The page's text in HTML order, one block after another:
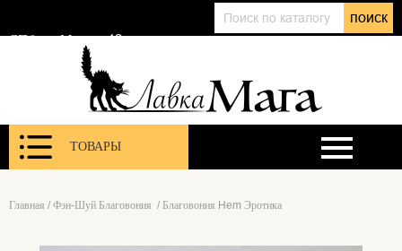
поиск
СПб, ул. Марата 12
ТОВАРЫ
Главная / Фэн-Шуй Благовония / Благовония Hem Эротика